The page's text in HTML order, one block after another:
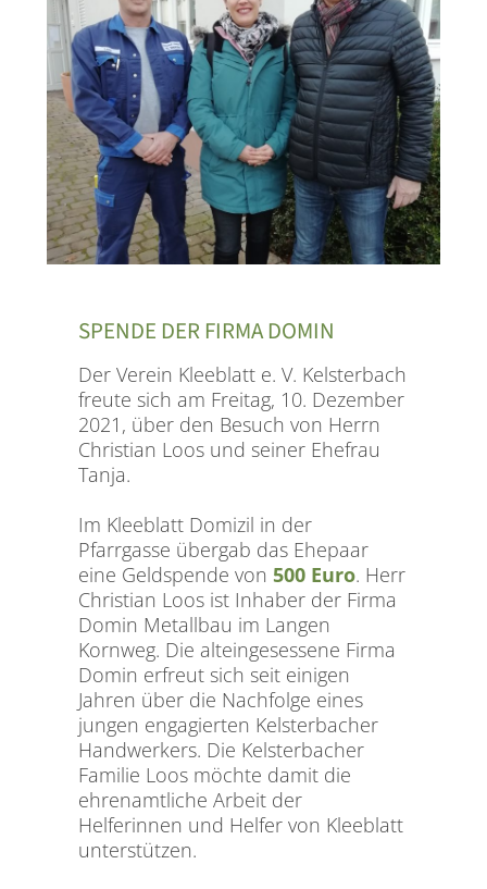
SPENDE DER FIRMA DOMIN
Der Verein Kleeblatt e. V. Kelsterbach
freute sich am Freitag, 10. Dezember
2021, über den Besuch von Herrn
Christian Loos und seiner Ehefrau
Tanja.
Im Kleeblatt Domizil in der
Pfarrgasse übergab das Ehepaar
eine Geldspende von 500 Euro. Herr
Christian Loos ist Inhaber der Firma
Domin Metallbau im Langen
Kornweg. Die alteingesessene Firma
Domin erfreut sich seit einigen
Jahren über die Nachfolge eines
jungen engagierten Kelsterbacher
Handwerkers. Die Kelsterbacher
Familie Loos möchte damit die
ehrenamtliche Arbeit der
Helferinnen und Helfer von Kleeblatt
unterstützen.